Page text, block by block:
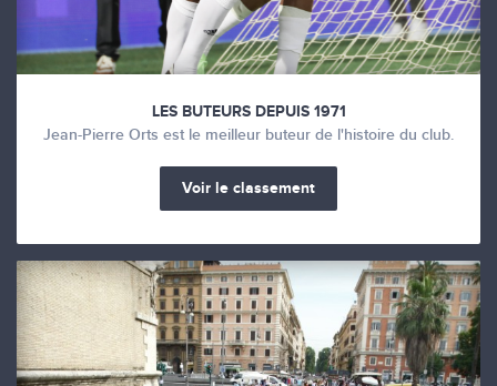
LES BUTEURS DEPUIS 1971
Jean-Pierre Orts est le meilleur buteur de l'histoire du club.
Voir le classement